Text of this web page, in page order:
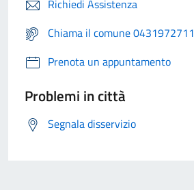
Richiedi Assistenza
Chiama il comune 0431972711
Prenota un appuntamento
Problemi in città
Segnala disservizio